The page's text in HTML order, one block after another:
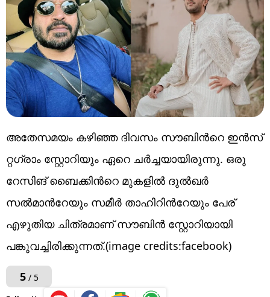
അതേസമയം കഴിഞ്ഞ ദിവസം സൗബിന്‍റെ ഇന്‍സ്​
റ്റഗ്രാം സ്റ്റോറിയും ഏറെ ചർച്ചയായിരുന്നു. ഒരു
റേസിങ് ബൈക്കിന്‍റെ മുകളില്‍ ദുല്‍ഖര്‍
സല്‍മാന്‍റേയും സമീര്‍ താഹിറിന്‍റേയും പേര്
എഴുതിയ ചിത്രമാണ് സൗബിന്‍ സ്റ്റോറിയായി
പങ്കുവച്ചിരിക്കുന്നത്.(image credits:facebook)
5/ 5